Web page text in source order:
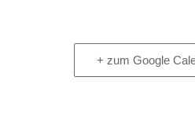
+ zum Google